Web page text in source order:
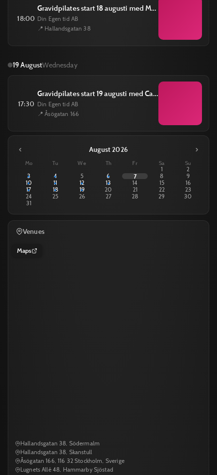
18:00
Gravidpilates start 18 augusti med Moa Petersdotter tisdagar kl 18.00 till 19.00
Din Egen tid AB
📍 Hallandsgatan 38
19 AugustWednesday
17:30
Gravidpilates start 19 augusti med Carina Schütt onsdagar kl 17.30 till 18.30
Din Egen tid AB
📍 Åsögatan 166
‹ August 2026 ›
Mo Tu We Th Fr Sa Su
1
2
3
4 5 6 7 8
9
10
11 12 13 14 15
16
17
18 19 20 21 22
23
24
25 26 27 28 29
30
31
Venues
Maps
Hallandsgatan 38, Södermalm
Hallandsgatan 38, Skanstull
Åsögatan 166, 116 32 Stockholm, Sverige
Lugnets Allé 48, Hammarby Sjöstad